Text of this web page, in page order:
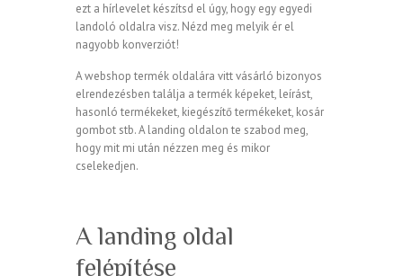
ezt a hírlevelet készítsd el úgy, hogy egy egyedi
landoló oldalra visz. Nézd meg melyik ér el
nagyobb konverziót!
A webshop termék oldalára vitt vásárló bizonyos
elrendezésben találja a termék képeket, leírást,
hasonló termékeket, kiegészítő termékeket, kosár
gombot stb. A landing oldalon te szabod meg,
hogy mit mi után nézzen meg és mikor
cselekedjen.
A landing oldal
felépítése